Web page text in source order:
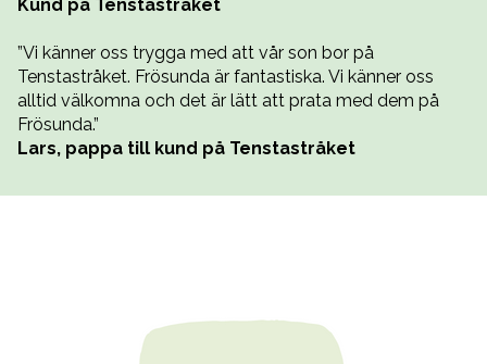
Kund på Tenstastråket
”Vi känner oss trygga med att vår son bor på
Tenstastråket. Frösunda är fantastiska. Vi känner oss
alltid välkomna och det är lätt att prata med dem på
Frösunda.”
Lars, pappa till kund på Tenstastråket